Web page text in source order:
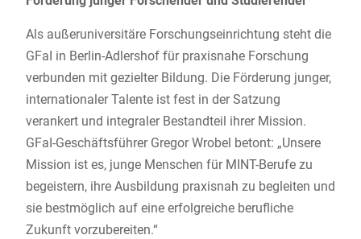
Als außeruniversitäre Forschungseinrichtung steht die
GFaI in Berlin-Adlershof für praxisnahe Forschung
verbunden mit gezielter Bildung. Die Förderung junger,
internationaler Talente ist fest in der Satzung
verankert und integraler Bestandteil ihrer Mission.
GFaI-Geschäftsführer Gregor Wrobel betont: „Unsere
Mission ist es, junge Menschen für MINT-Berufe zu
begeistern, ihre Ausbildung praxisnah zu begleiten und
sie bestmöglich auf eine erfolgreiche berufliche
Zukunft vorzubereiten.“